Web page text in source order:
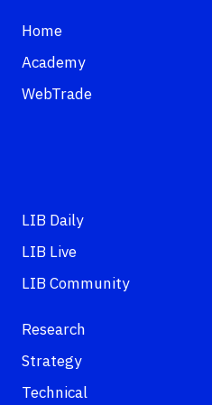
Home
Academy
WebTrade
LIB Daily
LIB Live
LIB Community
Research
Strategy
Technical